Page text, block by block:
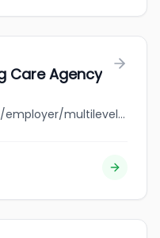
Care Agency
jobbank.gc.ca/browsejobs/employer/multilevel+nursing+care+agency/ca